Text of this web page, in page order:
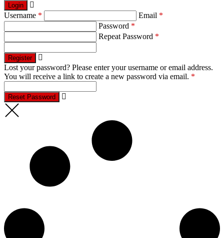
Login
Username * Email *
Password *
Repeat Password *
Register
Lost your password? Please enter your username or email address.
You will receive a link to create a new password via email. *
Reset Password